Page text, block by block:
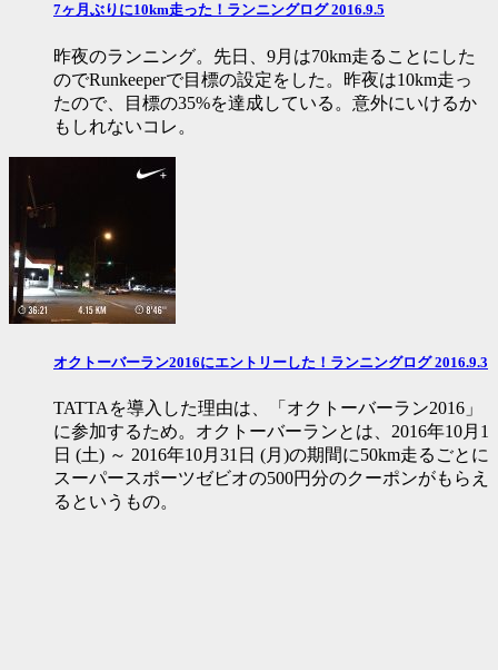
7ヶ月ぶりに10km走った！ランニングログ 2016.9.5
昨夜のランニング。先日、9月は70km走ることにした
のでRunkeeperで目標の設定をした。昨夜は10km走っ
たので、目標の35%を達成している。意外にいけるか
もしれないコレ。
オクトーバーラン2016にエントリーした！ランニングログ 2016.9.3
TATTAを導入した理由は、「オクトーバーラン2016」
に参加するため。オクトーバーランとは、2016年10月1
日 (土) ～ 2016年10月31日 (月)の期間に50km走るごとに
スーパースポーツゼビオの500円分のクーポンがもらえ
るというもの。